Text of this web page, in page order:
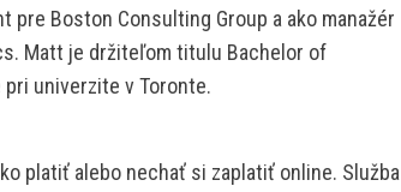
pre Boston Consulting Group a ako manažér
Matt je držiteľom titulu Bachelor of
pri univerzite v Toronte.
platiť alebo nechať si zaplatiť online. Služba